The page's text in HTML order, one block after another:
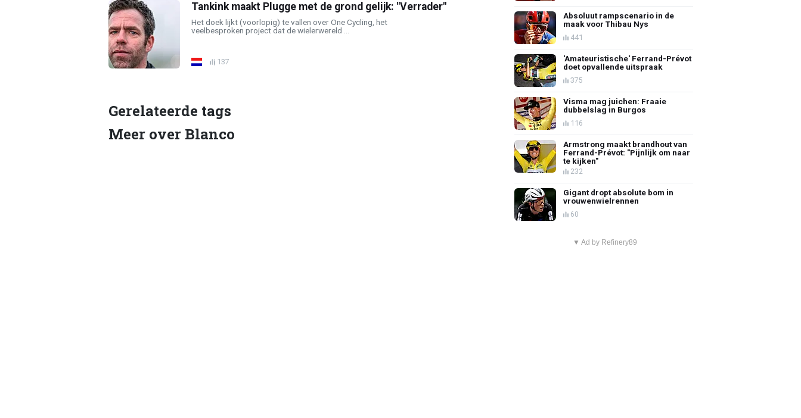
Tankink maakt Plugge met de grond gelijk: "Verrader"
Het doek lijkt (voorlopig) te vallen over One Cycling, het
veelbesproken project dat de wielerwereld ...
137
Gerelateerde tags
Meer over Blanco
Absoluut rampscenario in de
maak voor Thibau Nys
441
'Amateuristische' Ferrand-Prévot
doet opvallende uitspraak
375
Visma mag juichen: Fraaie
dubbelslag in Burgos
116
Armstrong maakt brandhout van
Ferrand-Prévot: "Pijnlijk om naar
te kijken"
232
Gigant dropt absolute bom in
vrouwenwielrennen
60
▼ Ad by Refinery89